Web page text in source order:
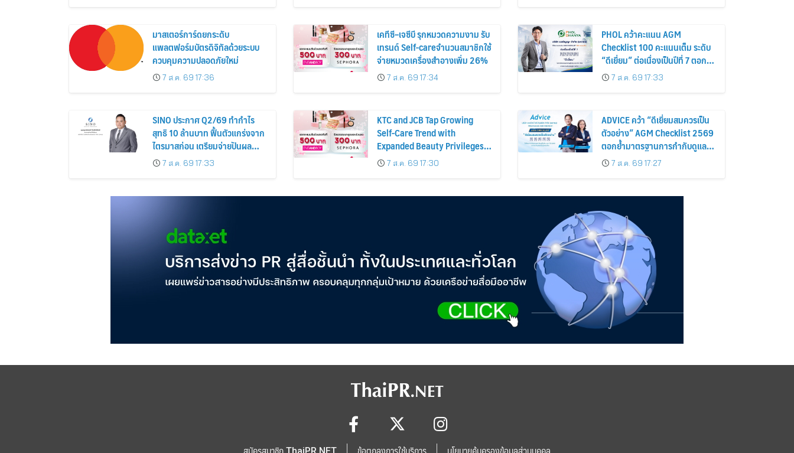
มาสเตอร์การ์ดยกระดับ
แพลตฟอร์มบัตรดิจิทัลด้วยระบบ
ควบคุมความปลอดภัยใหม่
7 ส.ค. 69 17:36
เคทีซี–เจซีบี รุกหมวดความงาม รับ
เทรนด์ Self-careจำนวนสมาชิกใช้
จ่ายหมวดเครื่องสำอางเพิ่ม 26%
7 ส.ค. 69 17:34
PHOL คว้าคะแนน AGM
Checklist 100 คะแนนเต็ม ระดับ
“ดีเยี่ยม” ต่อเนื่องเป็นปีที่ 7 ตอกย้ำ
การดำเนินธุรกิจตามหลักธรรมาภิ
บาล โปร่งใส สร้างความเชื่อมั่นผู้
7 ส.ค. 69 17:33
SINO ประกาศ Q2/69 ทำกำไร
สุทธิ 10 ล้านบาท ฟื้นตัวแกร่งจาก
ไตรมาสก่อน เตรียมจ่ายปันผล
ระหว่างกาล 0.014423 บาทต่อหุ้น
ครึ่งปีหลังมุ่งเติบโตต่อเนื่อง
7 ส.ค. 69 17:33
KTC and JCB Tap Growing
Self-Care Trend with
Expanded Beauty Privileges
Number of KTC JCB
Cardmembers Spending on
7 ส.ค. 69 17:30
ADVICE คว้า “ดีเยี่ยมสมควรเป็น
ตัวอย่าง” AGM Checklist 2569
ตอกย้ำมาตรฐานการกำกับดูแล
กิจการที่ดี
7 ส.ค. 69 17:27
สมัครสมาชิก ThaiPR.NET ข้อตกลงการใช้บริการ นโยบายคุ้มครองข้อมูลส่วนบุคคล